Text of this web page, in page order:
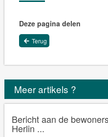
Deze pagina delen
Terug
Meer artikels ?
Bericht aan de
Herlin ...